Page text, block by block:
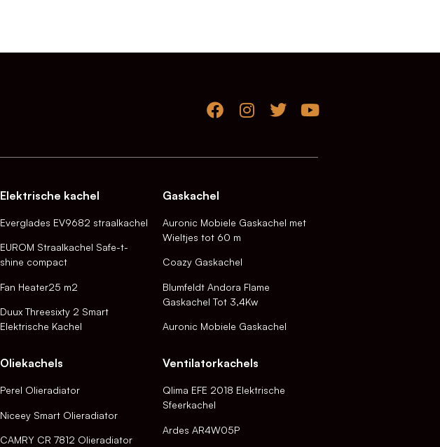
Elektrische kachel
Everglades EV9682 straalkachel
EUROM Straalkachel Safe-t-
shine compact
Fan Heater25 m2
Duux Threesixty 2 Smart
Elektrische Kachel
Oliekachels
Perel Olieradiator
Niceey Smart Olieradiator
CAMRY CR 7812 Olieradiator
Gaskachel
Auronic Mobiele Gaskachel met
Wieltjes tot 60 m
Coazy Gaskachel
Blumfeldt Andora Flame
Gaskachel Tot 3,4Kw
Auronic Mobiele Gaskachel
Ventilatorkachels
Qlima EFE 2018 Elektrische
Sfeerkachel
Ardes AR4W05P